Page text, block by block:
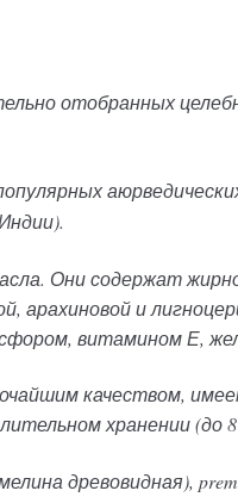
отобранных
Они содержат
арахиновой и
витамином Е,
качеством,
хранении (до
древовидная),